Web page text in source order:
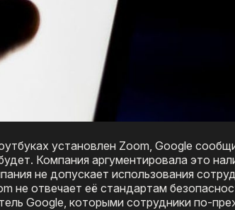
установлен Zoom, Google
Компания аргументировала это
не допускает использования
не отвечает её стандартам
Google, которыми сотрудники по-